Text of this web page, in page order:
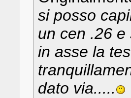
si posso
un cen .26
in asse la
dato via.....